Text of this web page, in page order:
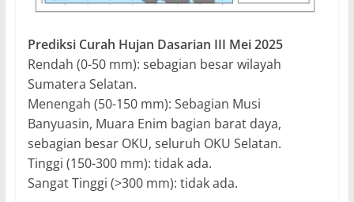
Prediksi Curah Hujan Dasarian III Mei 2025
Rendah (0-50 mm): sebagian besar wilayah
Sumatera Selatan.
Menengah (50-150 mm): Sebagian Musi
Banyuasin, Muara Enim bagian barat daya,
sebagian besar OKU, seluruh OKU Selatan.
Tinggi (150-300 mm): tidak ada.
Sangat Tinggi (>300 mm): tidak ada.